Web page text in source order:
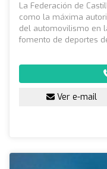
La Federación de
como la máxima
del automovilismo en
fomento de deportes
Ver e-mail